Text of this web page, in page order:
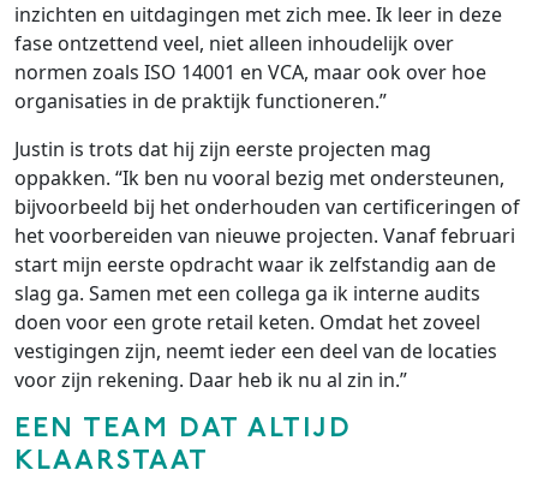
inzichten en uitdagingen met zich mee. Ik leer in deze
fase ontzettend veel, niet alleen inhoudelijk over
normen zoals ISO 14001 en VCA, maar ook over hoe
organisaties in de praktijk functioneren.”
Justin is trots dat hij zijn eerste projecten mag
oppakken. “Ik ben nu vooral bezig met ondersteunen,
bijvoorbeeld bij het onderhouden van certificeringen of
het voorbereiden van nieuwe projecten. Vanaf februari
start mijn eerste opdracht waar ik zelfstandig aan de
slag ga. Samen met een collega ga ik interne audits
doen voor een grote retail keten. Omdat het zoveel
vestigingen zijn, neemt ieder een deel van de locaties
voor zijn rekening. Daar heb ik nu al zin in.”
EEN TEAM DAT ALTIJD
KLAARSTAAT